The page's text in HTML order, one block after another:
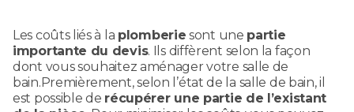
Les coûts liés à la plomberie sont une partie
importante du devis. Ils diffèrent selon la façon
dont vous souhaitez aménager votre salle de
bain.Premièrement, selon l’état de la salle de bain, il
est possible de récupérer une partie de l’existant